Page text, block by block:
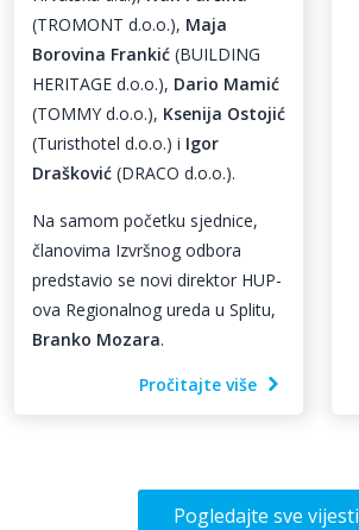
(TROMONT d.o.o.), Maja
Borovina Frankić (BUILDING
HERITAGE d.o.o.), Dario Mamić
(TOMMY d.o.o.), Ksenija Ostojić
(Turisthotel d.o.o.) i Igor
Drašković (DRACO d.o.o.).
Na samom početku sjednice,
članovima Izvršnog odbora
predstavio se novi direktor HUP-
ova Regionalnog ureda u Splitu,
Branko Mozara.
Pročitajte više
Pogledajte sve vijesti